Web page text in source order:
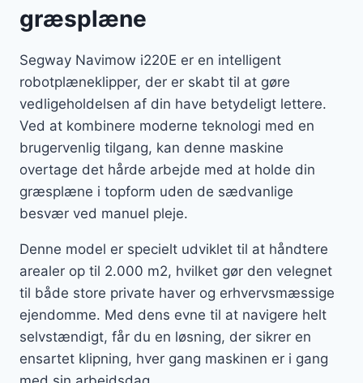
græsplæne
Segway Navimow i220E er en intelligent
robotplæneklipper, der er skabt til at gøre
vedligeholdelsen af din have betydeligt lettere.
Ved at kombinere moderne teknologi med en
brugervenlig tilgang, kan denne maskine
overtage det hårde arbejde med at holde din
græsplæne i topform uden de sædvanlige
besvær ved manuel pleje.
Denne model er specielt udviklet til at håndtere
arealer op til 2.000 m2, hvilket gør den velegnet
til både store private haver og erhvervsmæssige
ejendomme. Med dens evne til at navigere helt
selvstændigt, får du en løsning, der sikrer en
ensartet klipning, hver gang maskinen er i gang